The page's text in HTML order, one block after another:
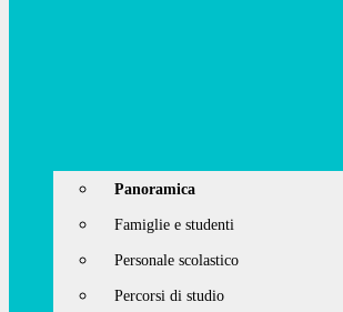
Panoramica
Famiglie e studenti
Personale scolastico
Percorsi di studio